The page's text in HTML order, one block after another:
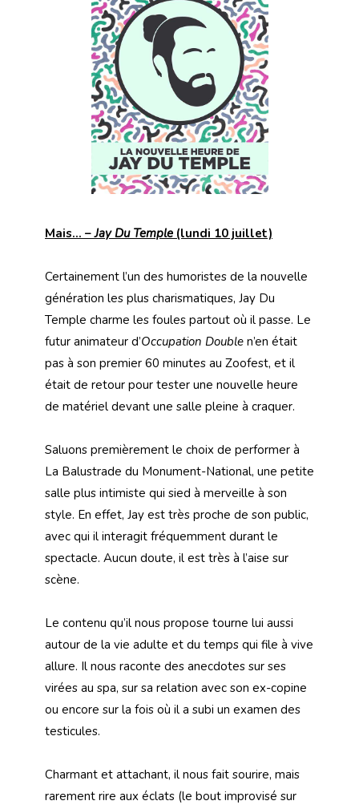
Mais… –Jay Du Temple (lundi 10 juillet)
Certainement l’un des humoristes de la nouvelle
génération les plus charismatiques, Jay Du
Temple charme les foules partout où il passe. Le
futur animateur d’Occupation Double n’en était
pas à son premier 60 minutes au Zoofest, et il
était de retour pour tester une nouvelle heure
de matériel devant une salle pleine à craquer.
Saluons premièrement le choix de performer à
La Balustrade du Monument-National, une petite
salle plus intimiste qui sied à merveille à son
style. En effet, Jay est très proche de son public,
avec qui il interagit fréquemment durant le
spectacle. Aucun doute, il est très à l’aise sur
scène.
Le contenu qu’il nous propose tourne lui aussi
autour de la vie adulte et du temps qui file à vive
allure. Il nous raconte des anecdotes sur ses
virées au spa, sur sa relation avec son ex-copine
ou encore sur la fois où il a subi un examen des
testicules.
Charmant et attachant, il nous fait sourire, mais
rarement rire aux éclats (le bout improvisé sur